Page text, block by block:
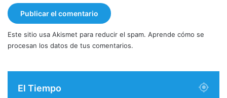
Este sitio usa Akismet para reducir el spam. Aprende cómo se
procesan los datos de tus comentarios.
El Tiempo